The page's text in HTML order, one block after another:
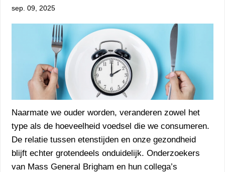
sep. 09, 2025
Naarmate we ouder worden, veranderen zowel het
type als de hoeveelheid voedsel die we consumeren.
De relatie tussen etenstijden en onze gezondheid
blijft echter grotendeels onduidelijk. Onderzoekers
van Mass General Brigham en hun collega’s